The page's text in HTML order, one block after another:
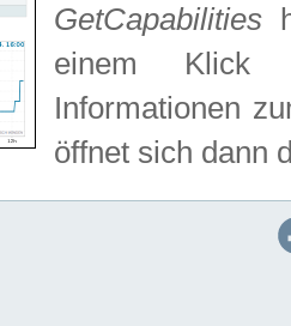
GetCapabilities
einem Klick
Informationen
öffnet sich dann